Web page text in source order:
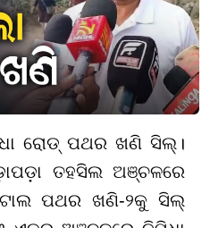
ରୋଡ୍ ପଥର ଖଣି ସିଲ୍।
ତହସିଲ ଅଞ୍ଚଳରେ
ପଥର ଖଣି-୨କୁ ସିଲ୍